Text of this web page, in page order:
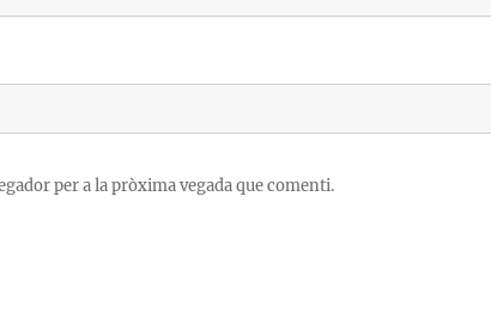
per a la pròxima vegada que comenti.